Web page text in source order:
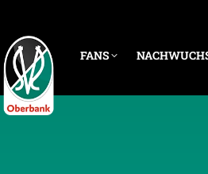
FANS